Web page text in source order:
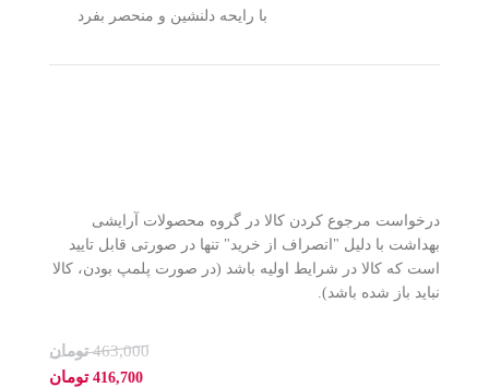
با رایحه دلنشین و منحصر بفرد
درخواست مرجوع کردن کالا در گروه محصولات آرایشی
بهداشت با دلیل "انصراف از خرید" تنها در صورتی قابل تایید
است که کالا در شرایط اولیه باشد (در صورت پلمپ بودن، کالا
نباید باز شده باشد).
463,000 تومان
416,700 تومان